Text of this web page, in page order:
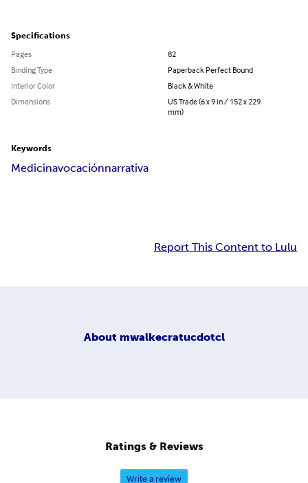
Specifications
Pages
82
Binding Type
Paperback Perfect Bound
Interior Color
Black & White
Dimensions
US Trade (6 x 9 in / 152 x 229
mm)
Keywords
Medicinavocaciónnarrativa
Report This Content to Lulu
About mwalkecratucdotcl
Ratings & Reviews
Write a review